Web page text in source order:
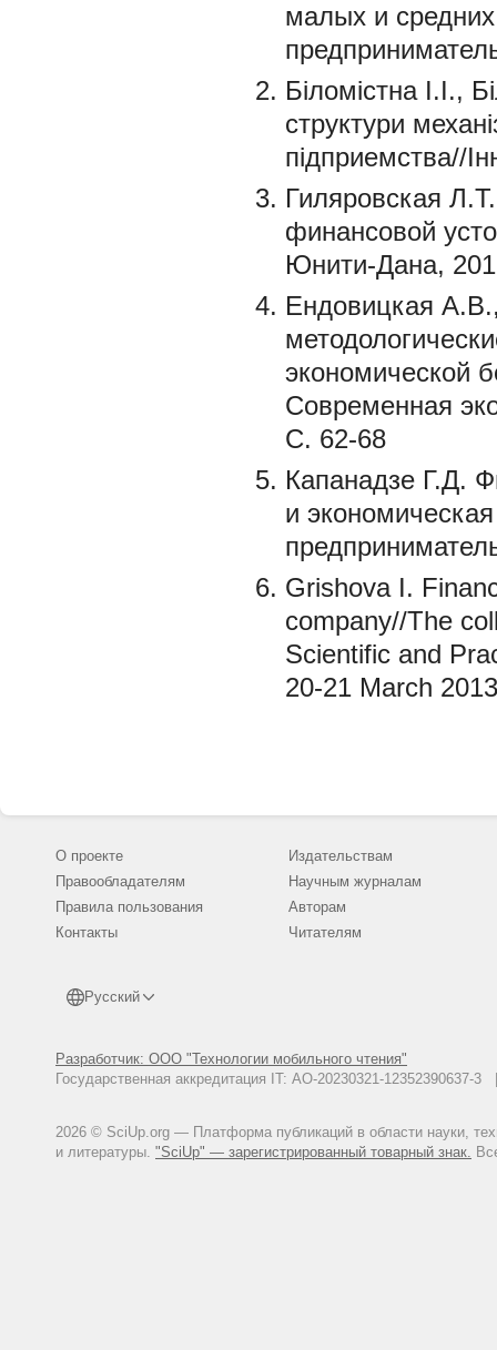
малых и
Бiломiстна I.I.,
структури
пiдприемства//
Гиляровская
финансовой
Юнити-Дана,
Ендовицкая
экономической
Современная
С. 62-68
Капанадзе Г.Д.
и
Grishova I.
company//The
Scientific and
20-21 March
О проекте
Правообладателям
Правила пользования
Контакты
Русский
Разработчик: ООО "Технологии мобильного чтения"
Государственная аккредитация IT: АО-20230321-
2026 © SciUp.org — Платформа публикаций в области науки,
и литературы. "SciUp" — зарегистрированный товарный знак.
Издательствам
Научным журналам
Авторам
Читателям